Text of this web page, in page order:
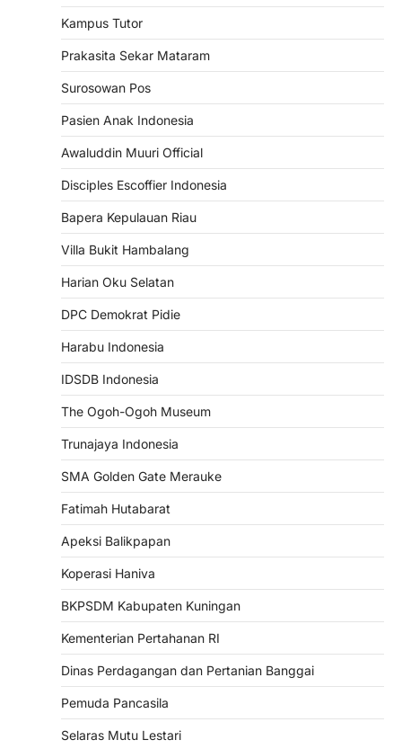
Kampus Tutor
Prakasita Sekar Mataram
Surosowan Pos
Pasien Anak Indonesia
Awaluddin Muuri Official
Disciples Escoffier Indonesia
Bapera Kepulauan Riau
Villa Bukit Hambalang
Harian Oku Selatan
DPC Demokrat Pidie
Harabu Indonesia
IDSDB Indonesia
The Ogoh-Ogoh Museum
Trunajaya Indonesia
SMA Golden Gate Merauke
Fatimah Hutabarat
Apeksi Balikpapan
Koperasi Haniva
BKPSDM Kabupaten Kuningan
Kementerian Pertahanan RI
Dinas Perdagangan dan Pertanian Banggai
Pemuda Pancasila
Selaras Mutu Lestari